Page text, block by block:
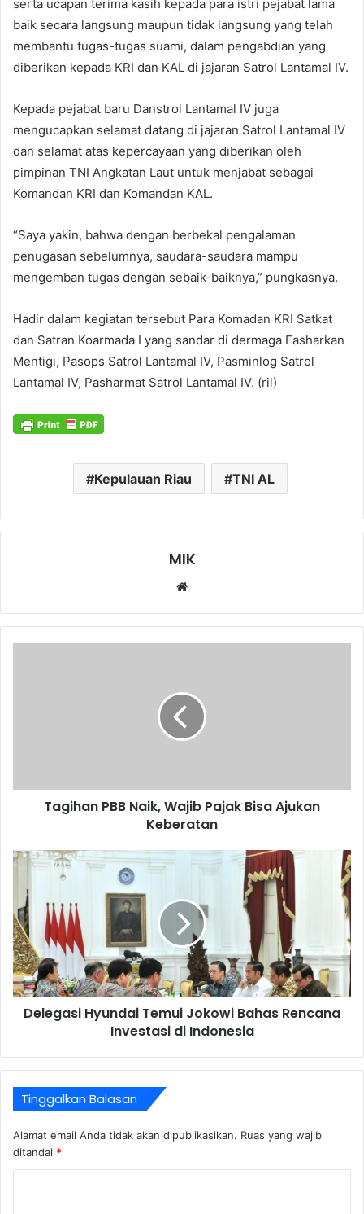
serta ucapan terima kasih kepada para istri pejabat lama
baik secara langsung maupun tidak langsung yang telah
membantu tugas-tugas suami, dalam pengabdian yang
diberikan kepada KRI dan KAL di jajaran Satrol Lantamal IV.
Kepada pejabat baru Danstrol Lantamal IV juga
mengucapkan selamat datang di jajaran Satrol Lantamal IV
dan selamat atas kepercayaan yang diberikan oleh
pimpinan TNI Angkatan Laut untuk menjabat sebagai
Komandan KRI dan Komandan KAL.
“Saya yakin, bahwa dengan berbekal pengalaman
penugasan sebelumnya, saudara-saudara mampu
mengemban tugas dengan sebaik-baiknya,” pungkasnya.
Hadir dalam kegiatan tersebut Para Komadan KRI Satkat
dan Satran Koarmada I yang sandar di dermaga Fasharkan
Mentigi, Pasops Satrol Lantamal IV, Pasminlog Satrol
Lantamal IV, Pasharmat Satrol Lantamal IV. (ril)
Kepulauan Riau TNI AL
MIK
Tagihan PBB Naik, Wajib Pajak Bisa Ajukan
Keberatan
Delegasi Hyundai Temui Jokowi Bahas Rencana
Investasi di Indonesia
Tinggalkan Balasan
Alamat email Anda tidak akan dipublikasikan. Ruas yang wajib
ditandai *